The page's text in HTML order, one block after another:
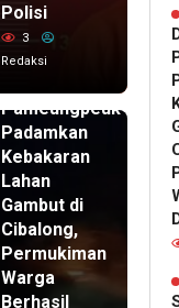
Polisi
3
Redaksi
7 menit
lalu
Pameungpeuk
Padamkan
Kebakaran
Lahan
Gambut di
Cibalong,
Permukiman
Warga
Berhasil